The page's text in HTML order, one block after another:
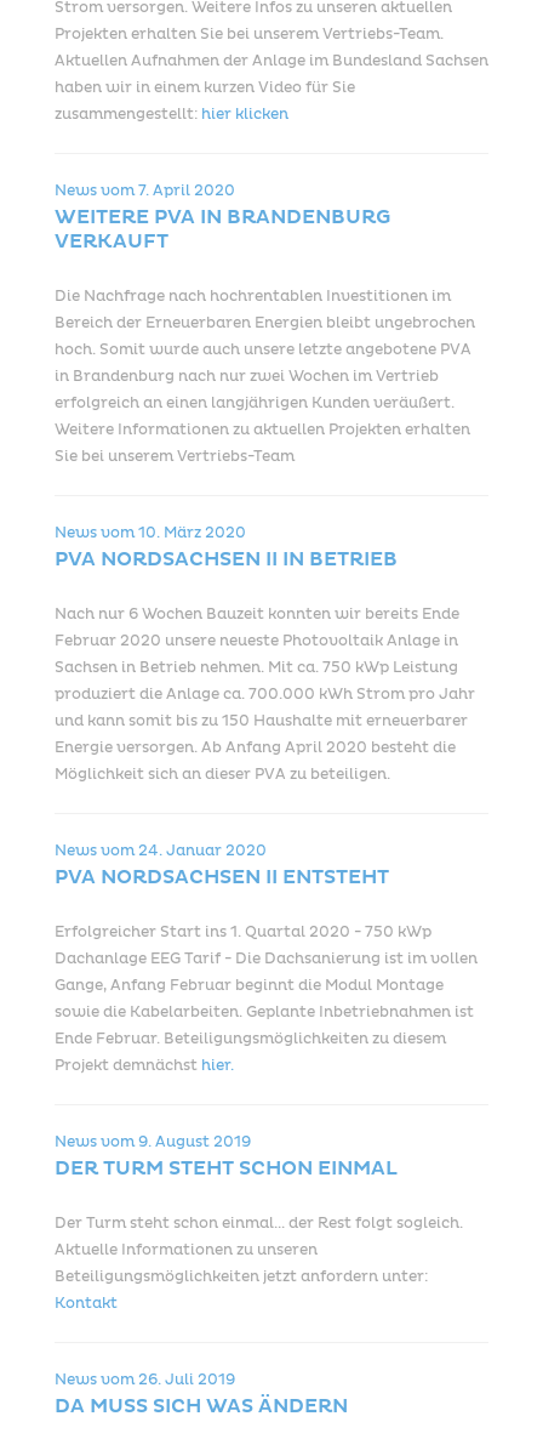
Strom versorgen. Weitere Infos zu unseren aktuellen
Projekten erhalten Sie bei unserem Vertriebs-Team.
Aktuellen Aufnahmen der Anlage im Bundesland Sachsen
haben wir in einem kurzen Video für Sie
zusammengestellt: hier klicken
News vom 7. April 2020
WEITERE PVA IN BRANDENBURG
VERKAUFT
Die Nachfrage nach hochrentablen Investitionen im
Bereich der Erneuerbaren Energien bleibt ungebrochen
hoch. Somit wurde auch unsere letzte angebotene PVA
in Brandenburg nach nur zwei Wochen im Vertrieb
erfolgreich an einen langjährigen Kunden veräußert.
Weitere Informationen zu aktuellen Projekten erhalten
Sie bei unserem Vertriebs-Team
News vom10. März 2020
PVA NORDSACHSEN II IN BETRIEB
Nach nur 6 Wochen Bauzeit konnten wir bereits Ende
Februar 2020 unsere neueste Photovoltaik Anlage in
Sachsen in Betrieb nehmen. Mit ca. 750 kWp Leistung
produziert die Anlage ca. 700.000 kWh Strom pro Jahr
und kann somit bis zu 150 Haushalte mit erneuerbarer
Energie versorgen. Ab Anfang April 2020 besteht die
Möglichkeit sich an dieser PVA zu beteiligen.
News vom24. Januar 2020
PVA NORDSACHSEN II ENTSTEHT
Erfolgreicher Start ins 1. Quartal 2020 - 750 kWp
Dachanlage EEG Tarif - Die Dachsanierung ist im vollen
Gange, Anfang Februar beginnt die Modul Montage
sowie die Kabelarbeiten. Geplante Inbetriebnahmen ist
Ende Februar. Beteiligungsmöglichkeiten zu diesem
Projekt demnächst hier.
News vom9. August 2019
DER TURM STEHT SCHON EINMAL
Der Turm steht schon einmal... der Rest folgt sogleich.
Aktuelle Informationen zu unseren
Beteiligungsmöglichkeiten jetzt anfordern unter:
Kontakt
News vom26. Juli 2019
DA MUSS SICH WAS ÄNDERN